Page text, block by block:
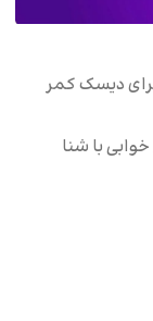
برای دیسک کمر
با شنا